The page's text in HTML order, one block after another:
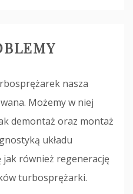
nasza
Możemy w niej
demontaż oraz montaż
układu
również regenerację
turbosprężarki.